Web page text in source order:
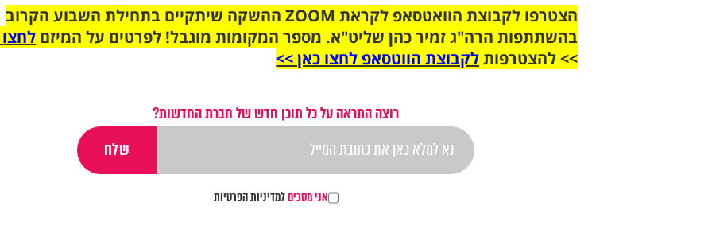
הצטרפו לקבוצת הוואטסאפ לקראת ZOOM ההשקה שיתקיים בתחילת השבוע הקרוב
בהשתתפות הרה"ג זמיר כהן שליט"א. מספר המקומות מוגבל! לפרטים על המיזם
>> להצטרפותלקבוצת הווטסאפ לחצו כאן >>
רוצה התראה על כל תוכן חדש של חברת החדשות?
אני מסכיםלמדיניות הפרטיות